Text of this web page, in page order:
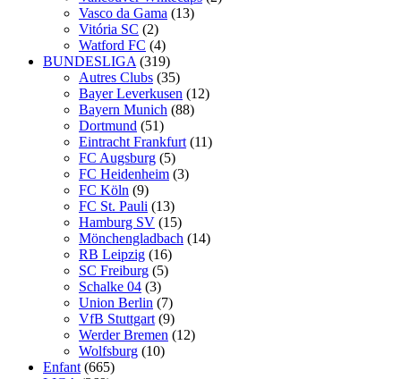
Vasco da Gama (13)
Vitória SC (2)
Watford FC (4)
BUNDESLIGA (319)
Autres Clubs (35)
Bayer Leverkusen (12)
Bayern Munich (88)
Dortmund (51)
Eintracht Frankfurt (11)
FC Augsburg (5)
FC Heidenheim (3)
FC Köln (9)
FC St. Pauli (13)
Hamburg SV (15)
Mönchengladbach (14)
RB Leipzig (16)
SC Freiburg (5)
Schalke 04 (3)
Union Berlin (7)
VfB Stuttgart (9)
Werder Bremen (12)
Wolfsburg (10)
Enfant (665)